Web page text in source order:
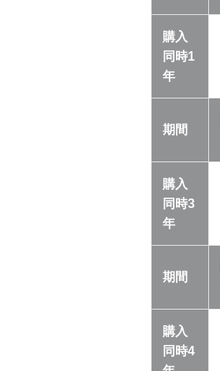
購入
同時1
年
期間
購入
同時3
年
期間
購入
同時4